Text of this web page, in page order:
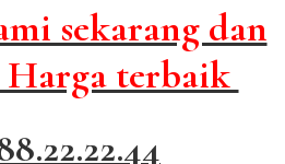
sekarang dan
terbaik